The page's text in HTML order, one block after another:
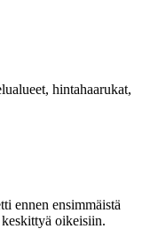
hintahaarukat,
ennen ensimmäistä
oikeisiin.